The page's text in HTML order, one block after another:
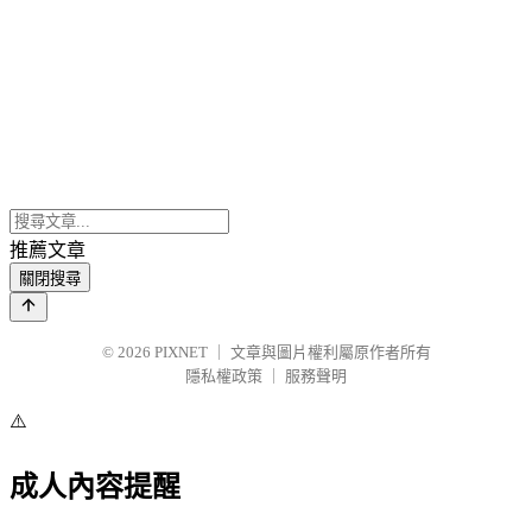
推薦文章
關閉搜尋
© 2026 PIXNET
文章與圖片權利屬原作者所有
隱私權政策
服務聲明
⚠️
成人內容提醒